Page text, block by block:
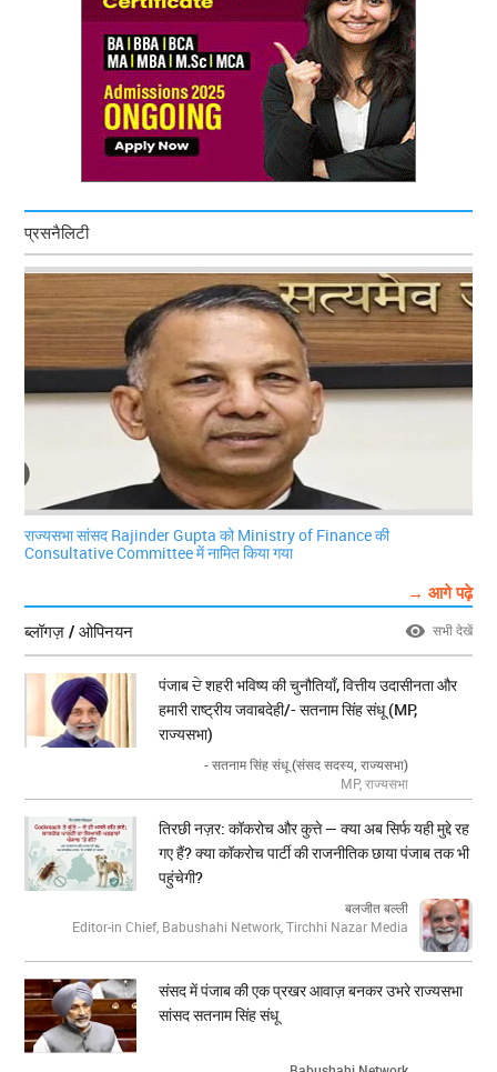
प्रसनैलिटी
राज्यसभा सांसद Rajinder Gupta को Ministry of Finance की
Consultative Committee में नामित किया गया
→ आगे पढ़े
ब्लॉगज़ / ओपिनयन
सभी देखें
पंजाब ਦੇ शहरी भविष्य की चुनौतियाँ, वित्तीय उदासीनता और
हमारी राष्ट्रीय जवाबदेही/- सतनाम सिंह संधू (MP,
राज्यसभा)
- सतनाम सिंह संधू (संसद सदस्य, राज्यसभा)
MP, राज्यसभा
तिरछी नज़र: कॉकरोच और कुत्ते — क्या अब सिर्फ यही मुद्दे रह
गए हैं? क्या कॉकरोच पार्टी की राजनीतिक छाया पंजाब तक भी
पहुंचेगी?
बलजीत बल्ली
Editor-in Chief, Babushahi Network, Tirchhi Nazar Media
संसद में पंजाब की एक प्रखर आवाज़ बनकर उभरे राज्यसभा
सांसद सतनाम सिंह संधू